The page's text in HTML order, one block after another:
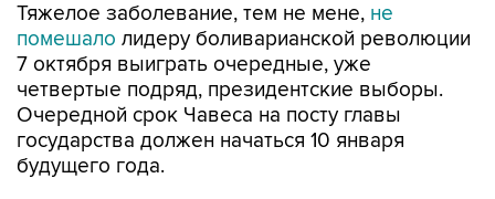
Тяжелое заболевание, тем не мене, не
помешало лидеру боливарианской революции
7 октября выиграть очередные, уже
четвертые подряд, президентские выборы.
Очередной срок Чавеса на посту главы
государства должен начаться 10 января
будущего года.